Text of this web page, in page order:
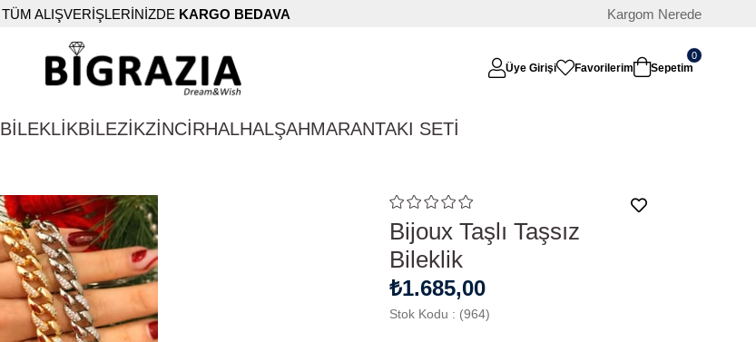
TÜM ALIŞVERİŞLERİNİZDE KARGO BEDAVA Kargom Nerede
Üye Girişi Favorilerim Sepetim
0
BİLEKLİKBİLEZİKZİNCİRHALHALŞAHMARANTAKI SETİ
Bijoux Taşlı Taşsız
Bileklik
₺1.685,00
Stok Kodu (964)